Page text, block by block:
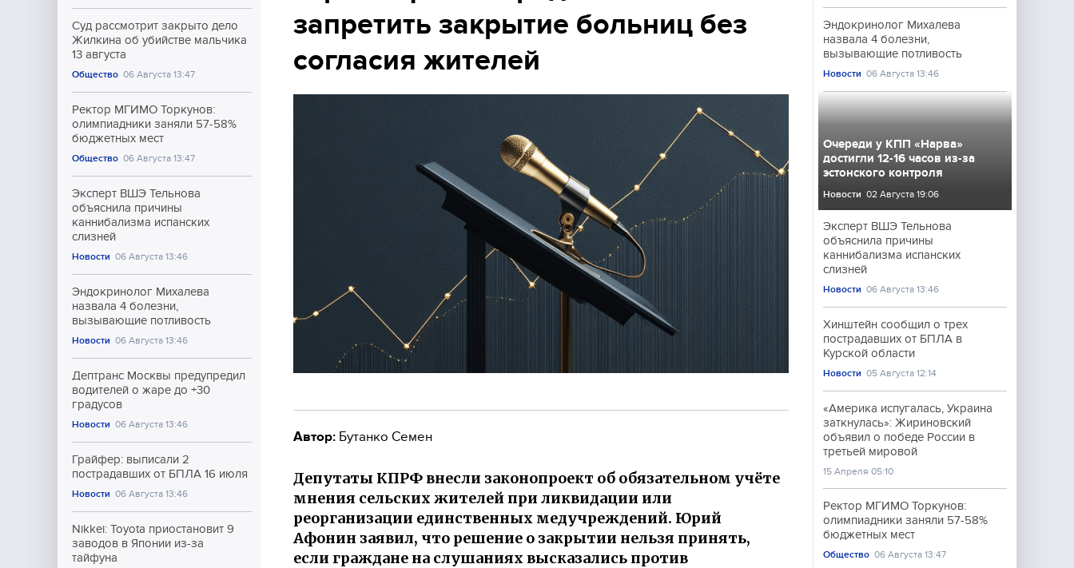
Культура
Спорт
Суд рассмотрит закрыто дело
Жилкина об убийстве мальчика
13 августа
Общество 06 Августа 13:47
Ректор МГИМО Торкунов:
олимпиадники заняли 57-58%
бюджетных мест
Общество 06 Августа 13:47
Эксперт ВШЭ Тельнова
объяснила причины
каннибализма испанских
слизней
Новости 06 Августа 13:46
Эндокринолог Михалева
назвала 4 болезни,
вызывающие потливость
Новости 06 Августа 13:46
Дептранс Москвы предупредил
водителей о жаре до +30
градусов
Новости 06 Августа 13:46
Грайфер: выписали 2
пострадавших от БПЛА 16 июля
Новости 06 Августа 13:46
Nikkei: Toyota приостановит 9
заводов в Японии из-за
тайфуна
запретить закрытие больниц без
согласия жителей
Автор: Бутанко Семен
Депутаты КПРФ внесли законопроект об обязательном учёте
мнения сельских жителей при ликвидации или
реорганизации единственных медучреждений. Юрий
Афонин заявил, что решение о закрытии нельзя принять,
если граждане на слушаниях высказались против
Эндокринолог Михалева
назвала 4 болезни,
вызывающие потливость
Новости 06 Августа 13:46
Очереди у КПП «Нарва»
достигли 12-16 часов из-за
эстонского контроля
Новости 02 Августа 19:06
Эксперт ВШЭ Тельнова
объяснила причины
каннибализма испанских
слизней
Новости 06 Августа 13:46
Хинштейн сообщил о трех
пострадавших от БПЛА в
Курской области
Новости 05 Августа 12:14
«Америка испугалась, Украина
заткнулась»: Жириновский
объявил о победе России в
третьей мировой
15 Апреля 05:10
Ректор МГИМО Торкунов:
олимпиадники заняли 57-58%
бюджетных мест
Общество 06 Августа 13:47